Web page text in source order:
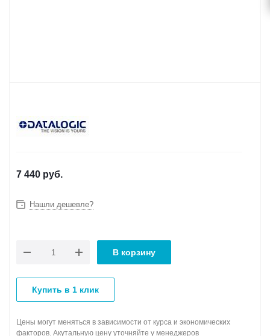
7 440 руб.
Нашли дешевле?
В корзину
Купить в 1 клик
Цены могут меняться в зависимости от курса и экономических
факторов. Акутальную цену уточняйте у менеджеров